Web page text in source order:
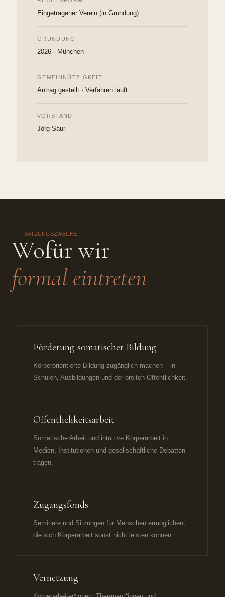
Eingetragener Verein (in Gründung)
GRÜNDUNG
2026 · München
GEMEINNÜTZIGKEIT
Antrag gestellt · Verfahren läuft
VORSTAND
Jörg Saur
SATZUNGSZWECKE
Wofür wir
formal eintreten
Förderung somatischer Bildung
Körperorientierte Bildung zugänglich machen – in
Schulen, Ausbildungen und der breiten Öffentlichkeit.
Öffentlichkeitsarbeit
Somatische Arbeit und intuitive Körperarbeit in
Medien, Institutionen und gesellschaftliche Debatten
tragen.
Zugangsfonds
Seminare und Sitzungen für Menschen ermöglichen,
die sich Körperarbeit sonst nicht leisten können.
Vernetzung